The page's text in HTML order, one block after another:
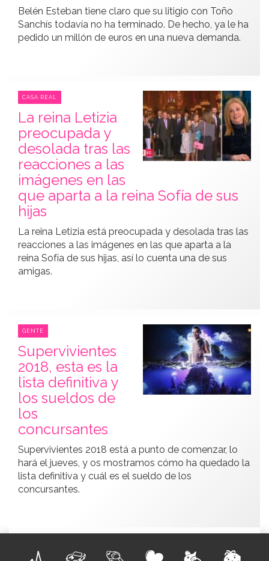
Belén Esteban tiene claro que su litigio con Toño
Sanchís todavía no ha terminado. De hecho, ya le ha
pedido un millón de euros en una nueva demanda.
CASA REAL
La reina Letizia
preocupada y
desolada tras las
reacciones a las
imágenes en las
que aparta a la reina Sofía de sus
hijas
La reina Letizia está preocupada y desolada tras las
reacciones a las imágenes en las que aparta a la
reina Sofía de sus hijas, así lo cuenta una de sus
amigas.
GENTE
Supervivientes
2018, esta es la
lista definitiva y
los sueldos de
los
concursantes
Supervivientes 2018 está a punto de comenzar, lo
hará el jueves, y os mostramos cómo ha quedado la
lista definitiva y cuál es el sueldo de los
concursantes.